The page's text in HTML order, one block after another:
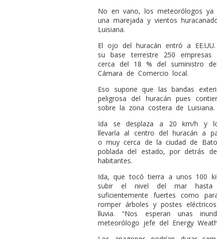
No en vano, los meteorólogos
una marejada y vientos
Luisiana.
El ojo del huracán entró a
su base terrestre 250
cerca del 18 % del suministro
Cámara de Comercio local.
Eso supone que las bandas
peligrosa del huracán pues
sobre la zona costera de Luisiana.
Ida se desplaza a 20 km/h y
llevaría al centro del huracán a
o muy cerca de la ciudad de
poblada del estado, por detrás
habitantes.
Ida, que tocó tierra a unos 100
subir el nivel del mar
suficientemente fuertes como
romper árboles y postes
lluvia. “Nos esperan unas
meteorólogo jefe del Energy